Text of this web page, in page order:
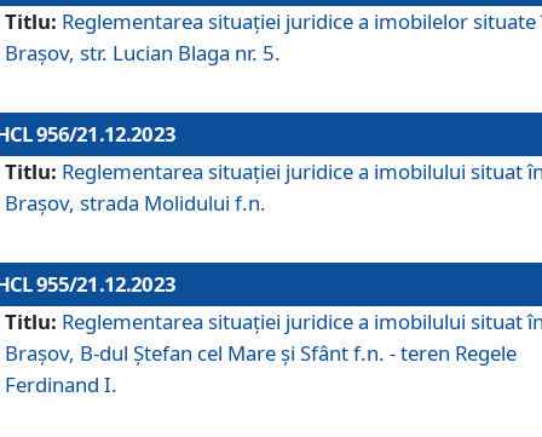
Titlu: Reglementarea situației juridice a imobilelor situate
Brașov, str. Lucian Blaga nr. 5.
956/21.12.2023
Titlu: Reglementarea situației juridice a imobilului situat
Brașov, strada Molidului f.n.
955/21.12.2023
Titlu: Reglementarea situației juridice a imobilului situat
Brașov, B-dul Ștefan cel Mare și Sfânt f.n. - teren Regele
Ferdinand I.